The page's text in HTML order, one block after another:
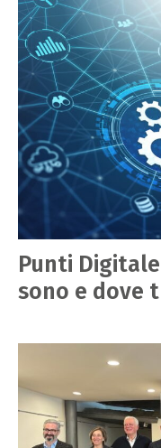
Punti
sono e dove